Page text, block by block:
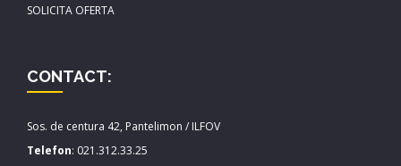
SOLICITA OFERTA
CONTACT:
Sos. de centura 42, Pantelimon / ILFOV
Telefon: 021.312.33.25